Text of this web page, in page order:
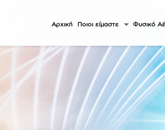
Αρχική Ποιοι είμαστε Φυσικό